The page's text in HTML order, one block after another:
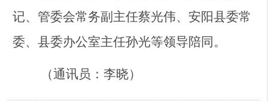
记、管委会常务副主任蔡光伟、安阳县委常
委、县委办公室主任孙光等领导陪同。
（通讯员：李晓）